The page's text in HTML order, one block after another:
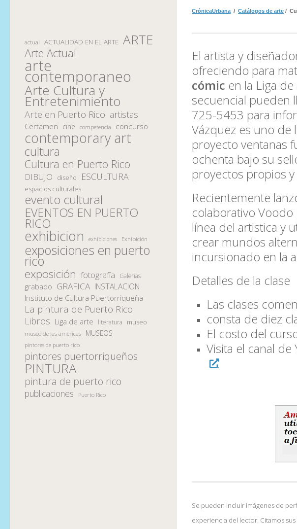
CrónicaUrbana / Catálogos de arte /
El artista y
ofreciendo para
cómic en la Liga de
secuencial pueden
725-5453 para
Vázquez es uno de
proyecto ventanas
ochenta bajo su
proyectos propios
Recientemente
colaborativo Voodo
línea del artistica y
crear mundos
incursionado en la
Detalles de la clase
Las clases
consta de diez
El costo del
Visita el canal
Se pueden incluir imágenes de
experiencia del lector. Citamos
actual ACTUALIDAD EN EL ARTE ARTE
Arte Actual
arte
contemporaneo
Arte Cultura y
Entretenimiento
Arte en Puerto Rico artistas
Certamen cine competencia concurso
contemporary art
cultura
Cultura en Puerto Rico
DIBUJO diseño ESCULTURA
espacios culturales
evento cultural
EVENTOS EN PUERTO
RICO
exhibicion exhibiciones Exhibición
exposiciones en puerto
rico
exposición fotografía Galerias
grabado GRAFICA INSTALACION
Instituto de Cultura Puertorriqueña
La pintura de Puerto Rico
Libros Liga de arte literatura museo
museo de las americas MUSEOS
pintores de puerto rico
pintores puertorriqueños
PINTURA
pintura de puerto rico
publicaciones Puerto Rico